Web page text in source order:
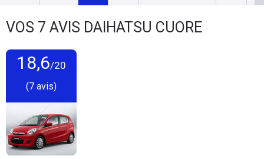
Essais
Guide
Utilitaires
VOS 7 AVIS DAIHATSU CUORE
18,6/20
(7 avis)